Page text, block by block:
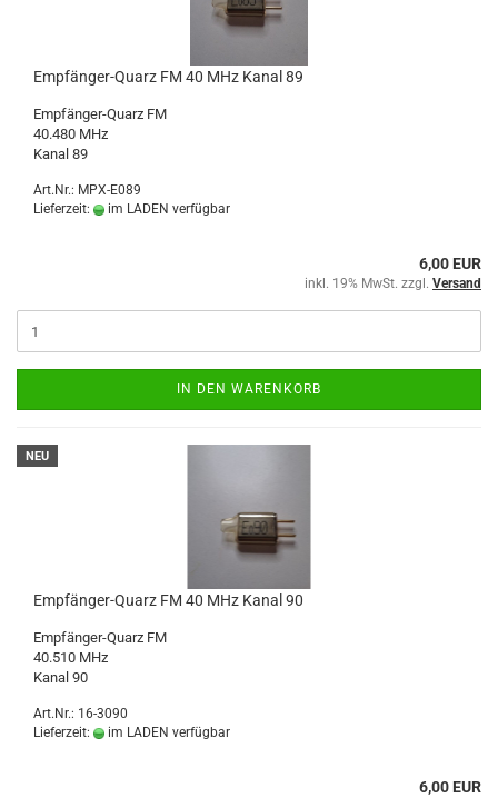
Empfänger-Quarz FM 40 MHz Kanal 89
Empfänger-Quarz FM
40.480 MHz
Kanal 89
Art.Nr.: MPX-E089
Lieferzeit:
im LADEN verfügbar
6,00 EUR
inkl. 19% MwSt. zzgl. Versand
IN DEN WARENKORB
NEU
Empfänger-Quarz FM 40 MHz Kanal 90
Empfänger-Quarz FM
40.510 MHz
Kanal 90
Art.Nr.: 16-3090
Lieferzeit:
im LADEN verfügbar
6,00 EUR